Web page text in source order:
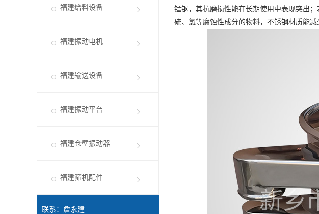
福建给料设备
福建振动电机
福建输送设备
福建振动平台
福建仓壁振动器
福建筛机配件
联系：詹永建
锰钢，其抗磨损性能在长期使用中表现突出
硫、氯等腐蚀性成分的物料，不锈钢材质能减